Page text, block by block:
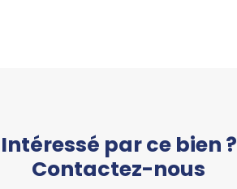
Intéressé par ce bien ?
Contactez-nous